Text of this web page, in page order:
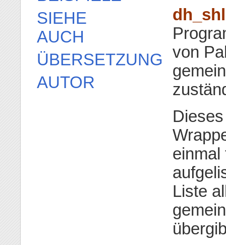
von
Liste
SIEHE
AUCH
ÜBERSETZUNG
AUTOR